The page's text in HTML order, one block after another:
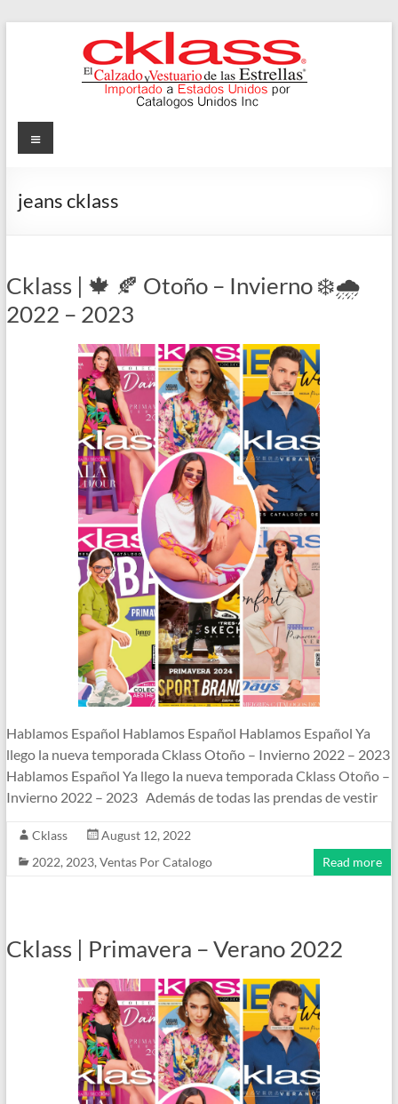
Cklass
y
Estrellas
Menu
jeans cklass
Cklass | 🍁 🍂 Otoño – Invierno ❄️🌧️
2022 – 2023
Hablamos Español Hablamos Español Hablamos Español Ya
llego la nueva temporada Cklass Otoño – Invierno 2022 – 2023
Hablamos Español Ya llego la nueva temporada Cklass Otoño –
Invierno 2022 – 2023 Además de todas las prendas de vestir
Cklass
August 12, 2022
2022, 2023, Ventas Por Catalogo Read more
Cklass | Primavera – Verano 2022